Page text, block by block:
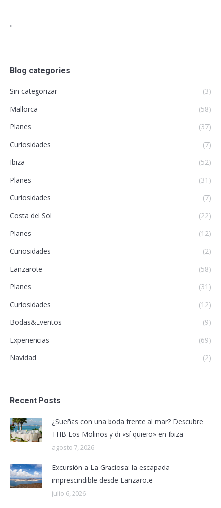
"
Blog categories
Sin categorizar
(3)
Mallorca
(58)
Planes
(37)
Curiosidades
(7)
Ibiza
(52)
Planes
(31)
Curiosidades
(7)
Costa del Sol
(22)
Planes
(12)
Curiosidades
(2)
Lanzarote
(58)
Planes
(31)
Curiosidades
(12)
Bodas&Eventos
(9)
Experiencias
(69)
Navidad
(2)
Recent Posts
¿Sueñas con una boda frente al mar? Descubre
THB Los Molinos y di «sí quiero» en Ibiza
agosto 7, 2026
Excursión a La Graciosa: la escapada
imprescindible desde Lanzarote
julio 6, 2026